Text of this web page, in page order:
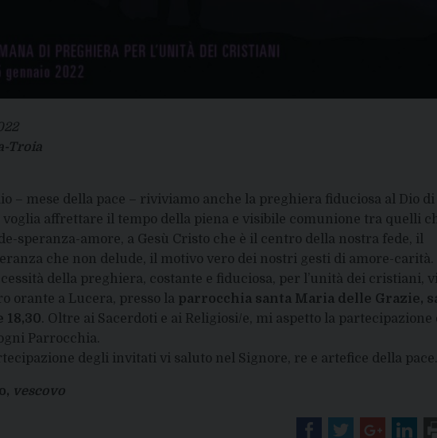
Troia
– mese della pace – riviviamo anche la preghiera fiduciosa al Dio
affrettare il tempo della piena e visibile comunione tra quelli
speranza-amore, a Gesù Cristo che è il centro della nostra fede, il
che non delude, il motivo vero dei nostri gesti di amore-carità.
della preghiera, costante e fiduciosa, per l’unità dei cristiani, vi
orante a Lucera, presso la parrocchia santa Maria delle Grazie,
18,30 . Oltre ai Sacerdoti e ai Religiosi/e, mi aspetto la partecipazione
Parrocchia.
degli invitati vi saluto nel Signore, re e artefice della pace.
vescovo